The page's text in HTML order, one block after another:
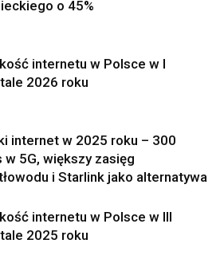
o 45%
internetu w Polsce w I
2026 roku
internet w 2025 roku – 300
w 5G, większy zasięg
i Starlink jako alternatywa
internetu w Polsce w III
2025 roku